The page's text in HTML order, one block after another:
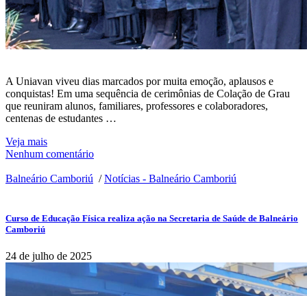
A Uniavan viveu dias marcados por muita emoção, aplausos e
conquistas! Em uma sequência de cerimônias de Colação de Grau
que reuniram alunos, familiares, professores e colaboradores,
centenas de estudantes …
Veja mais
Nenhum comentário
Balneário Camboriú /Notícias - Balneário Camboriú
Curso de Educação Física realiza ação na Secretaria de Saúde de Balneário
Camboriú
24 de julho de 2025